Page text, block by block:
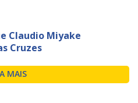
Claudio Miyake
Cruzes
MAIS